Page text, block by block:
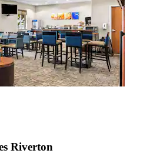
Riverton